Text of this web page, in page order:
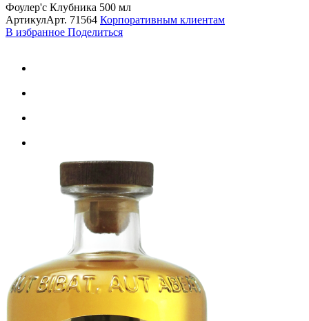
Фоулер'с Клубника 500 мл
АртикулАрт. 71564 Корпоративным клиентам
В избранное Поделиться